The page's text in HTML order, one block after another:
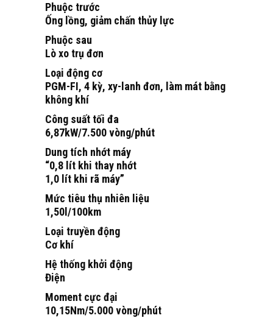
Phuộc trước
Ống lồng, giảm chấn thủy lực
Phuộc sau
Lò xo trụ đơn
Loại động cơ
PGM-FI, 4 kỳ, xy-lanh đơn, làm mát bằng
không khí
Công suất tối đa
6,87kW/7.500 vòng/phút
Dung tích nhớt máy
“0,8 lít khi thay nhớt
1,0 lít khi rã máy”
Mức tiêu thụ nhiên liệu
1,50l/100km
Loại truyền động
Cơ khí
Hệ thống khởi động
Điện
Moment cực đại
10,15Nm/5.000 vòng/phút